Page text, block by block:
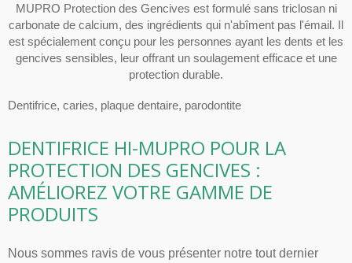
MUPRO Protection des Gencives est formulé sans triclosan ni
carbonate de calcium, des ingrédients qui n'abîment pas l'émail. Il
est spécialement conçu pour les personnes ayant les dents et les
gencives sensibles, leur offrant un soulagement efficace et une
protection durable.
Dentifrice, caries, plaque dentaire, parodontite
DENTIFRICE HI-MUPRO POUR LA
PROTECTION DES GENCIVES :
AMÉLIOREZ VOTRE GAMME DE
PRODUITS
Nous sommes ravis de vous présenter notre tout dernier